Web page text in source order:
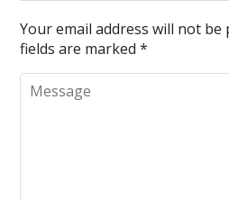
Your email address will not be
fields are marked*